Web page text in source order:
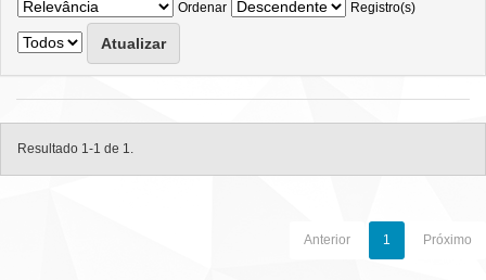
Ordenar
Registro(s)
Resultado 1-1 de 1.
Anterior 1 Próximo